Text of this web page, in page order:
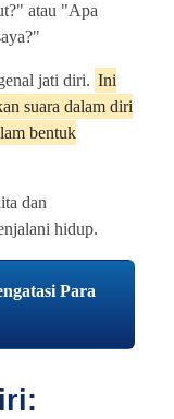
atau "Apa
jati diri. Ini
suara dalam diri
bentuk
dan
hidup.
Para